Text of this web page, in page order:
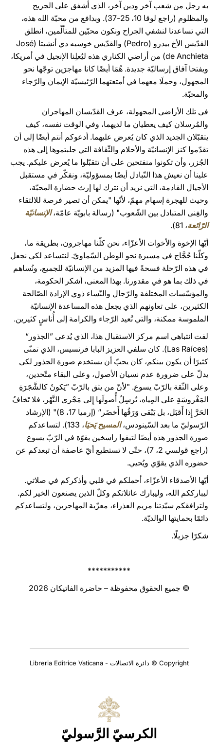
به رجل من شعب آخر ودين آخر، الذي أشفق على الجريح
والمظلوم (راجع لوقا 10، 25-37). وبدافع من محبّة الله هذه،
التي تساعدنا لنشفي الجراح ونكون محبّين للمتألّمين، انطلق
القدّيس الأخ بيدرو (Pedro) والقدّيس خوسيه دي أنشيتا (José
de Anchieta) من أراضي الكناري هذه ليُعلِنا الإنجيل في أمريكا،
ويفتحا آفاق إرساليّة جديدة. هُمَا أيضًا كانا مهاجرَين توجّها نحو
المجهول، وحملَا معهما في أمتعتهما الرّئيسيّة الإيمان والرّجاء
والمحبّة.
في تلك الأراضي المجهولة، عرف القدّيسان المهاجران
والمُرسلان كيف يعطيان ما لديهما، وفي الوقت نفسه، كيف
يتقبّلان الجديد الذي كان يُعرض عليهما. أدعوكم أنتم أيضًا إلى أن
تقدّموا كنز الإنسانيّة والأحلام والثّقافة التي جلبتموها إلى هذه
الجُزر، وأن تكونوا منفتحين على أن تتقبّلوا ما يُعرض عليكم. يجب
علينا أن نعيش هذا التّبادل أيضًا بمسؤوليّة، ونفكّر في مستقبل
الأجيال القادمة، التي نريد أن نترك لها إرث حضارة المحبّة،
وحيث للهجرة إسهام مهمّ، لأنّها "يمكن أن تصير فرصة للالتقاء
والغِنى المتبادل بين الشّعوب" (رسالة بابويّة عامّة،الإنسانيّة
الرّائعة، 81).
أيّها الإخوة والأخوات الأعزّاء، نحن كلّنا مهاجرون، بطريقة ما،
وكلّنا حُجَّاج في مسيرة نحو الوطن السّماويّ. لنتساعد لكي نجعل
في هذه الرّحلة فسحةً فيها المزيد من الإنسانيّة للجميع، ونُساهم
في ذلك بما هو في مقدورنا. بهذا المعنى، أشكر الحكومة،
والمؤسّسات المختلفة والرّجال والنّساء ذوي الإرادة الصّالحة
الكثيرين، على تعاونهم الذي يجعل هذه المساعدة الإنسانيّة
الملموسة ممكنة، والتي تُعيد الرّجاء والكرامة إلى أُناسٍ كثيرين.
لفت انتباهي اسم مركز الاستقبال هذا، الذي يُدعى ”الجذور“
(Las Raíces). كان سلفي العزيز البابا فرنسيس، الذي تمنّى
كثيرًا أن يكون بينكم، كان يحبّ أن يستخدم صورة الجذور لكي
يدلّ على ضرورة عدم نسيان الأصول، وعلى البقاء متّحدين،
وعلى الثّقة بالرّبّ يسوع. "لأنّ من يثق بالرّبّ ”يَكونُ كالشَّجَرَةِ
المَغْروسَةِ على المِياه، تُرسِلُ أُصولَها إِلى مَجْرى النَّهْر، فلا تَخافُ
الحَرَّ إِذا أَقبَل، بل يَبْقى وَرَقُها أَخضَر“ (إرميا 17، 8)" (الإرشاد
الرّسوليّ ما بعد السّينودس،المسيح يَحيَا
، 133). لتساعدكم
صورة الجذور هذه أيضًا لتبقوا راسخين بقوّة في الرّبّ يسوع
(راجع قولسي 2، 7)، حتّى لا تستطيع أيّ عاصفة أن تبعدكم عن
حضوره الذي يقوّي ويُحيي.
أيّها الأصدقاء الأعزّاء، أحملكم في قلبي وأذكركم في صلاتي.
ليبارككم الله، وليبارك عائلاتكم وكلّ الذين يصنعون الخير لكم.
ولترافقكم سيّدتنا مريم العذراء، معزّية المهاجرين، ولتساعدكم
دائمًا بحمايتها الوالديّة.
شكرًا جزيلًا.
***********
© جميع الحقوق محفوظة – حاضرة الفاتيكان 2026
Copyright © دائرة الاتصالات - Libreria Editrice Vaticana
الكرسيّ الرَّسوليّ